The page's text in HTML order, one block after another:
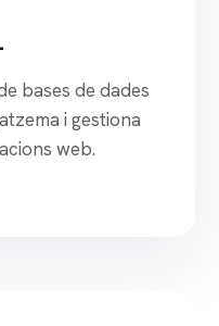
bases de dades
i gestiona
web.